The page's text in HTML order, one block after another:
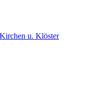
Kirchen u. Klöster